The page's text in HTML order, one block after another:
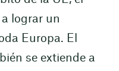
lograr un
Europa. El
se extiende a